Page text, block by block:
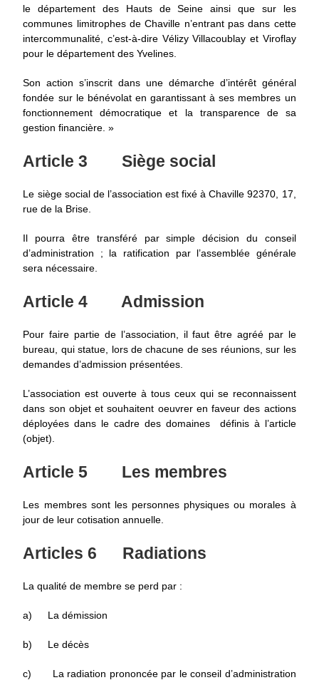
le département des Hauts de Seine ainsi que sur les
communes limitrophes de Chaville n’entrant pas dans cette
intercommunalité, c’est-à-dire Vélizy Villacoublay et Viroflay
pour le département des Yvelines.
Son action s’inscrit dans une démarche d’intérêt général
fondée sur le bénévolat en garantissant à ses membres un
fonctionnement démocratique et la transparence de sa
gestion financière. »
Article 3 Siège social
Le siège social de l’association est fixé à Chaville 92370, 17,
rue de la Brise.
Il pourra être transféré par simple décision du conseil
d’administration ; la ratification par l’assemblée générale
sera nécessaire.
Article 4 Admission
Pour faire partie de l’association, il faut être agréé par le
bureau, qui statue, lors de chacune de ses réunions, sur les
demandes d’admission présentées.
L’association est ouverte à tous ceux qui se reconnaissent
dans son objet et souhaitent oeuvrer en faveur des actions
déployées dans le cadre des domaines définis à l’article
(objet).
Article 5 Les membres
Les membres sont les personnes physiques ou morales à
jour de leur cotisation annuelle.
Articles 6 Radiations
La qualité de membre se perd par :
a) La démission
b) Le décès
c)
La radiation prononcée par le conseil d’administration